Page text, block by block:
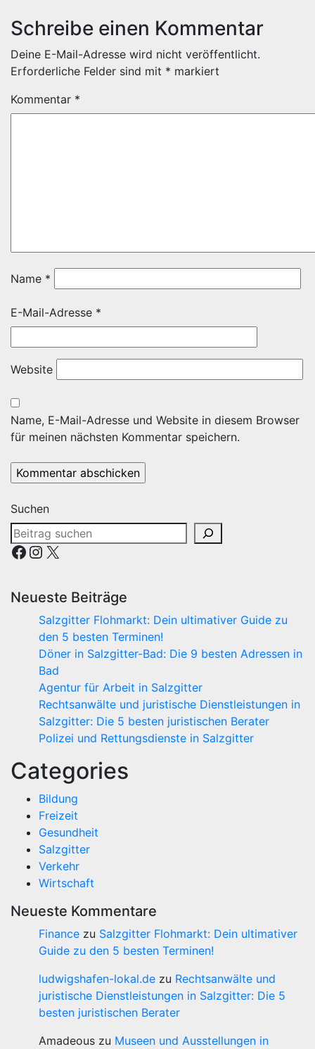
Schreibe einen Kommentar
Deine E-Mail-Adresse wird nicht veröffentlicht.
Erforderliche Felder sind mit * markiert
Kommentar *
Name *
E-Mail-Adresse *
Website
Name, E-Mail-Adresse und Website in diesem Browser
für meinen nächsten Kommentar speichern.
Suchen
Facebook
Instagram
X
Neueste Beiträge
Salzgitter Flohmarkt: Dein ultimativer Guide zu
den 5 besten Terminen!
Döner in Salzgitter-Bad: Die 9 besten Adressen in
Bad
Agentur für Arbeit in Salzgitter
Rechtsanwälte und juristische Dienstleistungen in
Salzgitter: Die 5 besten juristischen Berater
Polizei und Rettungsdienste in Salzgitter
Categories
Bildung
Freizeit
Gesundheit
Salzgitter
Verkehr
Wirtschaft
Neueste Kommentare
Finance zu Salzgitter Flohmarkt: Dein ultimativer
Guide zu den 5 besten Terminen!
ludwigshafen-lokal.de zu Rechtsanwälte und
juristische Dienstleistungen in Salzgitter: Die 5
besten juristischen Berater
Amadeous zu Museen und Ausstellungen in